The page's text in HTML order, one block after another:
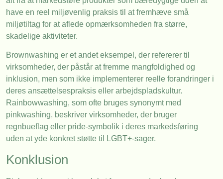
have en reel miljøvenlig praksis til at fremhæve små
miljøtiltag for at aflede opmærksomheden fra større,
skadelige aktiviteter.
Brownwashing er et andet eksempel, der refererer til
virksomheder, der påstår at fremme mangfoldighed og
inklusion, men som ikke implementerer reelle forandringer i
deres ansættelsespraksis eller arbejdspladskultur.
Rainbowwashing, som ofte bruges synonymt med
pinkwashing, beskriver virksomheder, der bruger
regnbueflag eller pride-symbolik i deres markedsføring
uden at yde konkret støtte til LGBT+-sager.
Konklusion